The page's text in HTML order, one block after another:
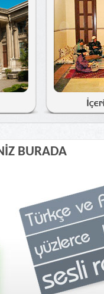
BURADA